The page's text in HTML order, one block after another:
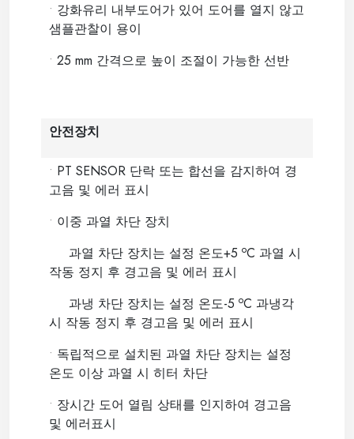
• 강화유리 내부도어가 있어 도어를 열지 않고
샘플관찰이 용이
• 25 mm 간격으로 높이 조절이 가능한 선반
안전장치
• PT SENSOR 단락 또는 합선을 감지하여 경
고음 및 에러 표시
• 이중 과열 차단 장치
과열 차단 장치는 설정 온도+5 oC 과열 시
작동 정지 후 경고음 및 에러 표시
과냉 차단 장치는 설정 온도-5 oC 과냉각
시 작동 정지 후 경고음 및 에러 표시
• 독립적으로 설치된 과열 차단 장치는 설정
온도 이상 과열 시 히터 차단
• 장시간 도어 열림 상태를 인지하여 경고음
및 에러표시